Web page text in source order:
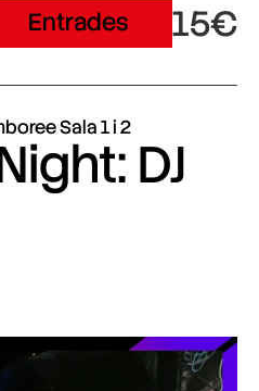
Entrades 15€
Sala 1 i 2
DJ